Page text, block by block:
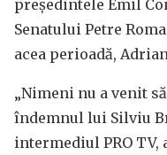
președintele Emil
Senatului Petre
acea perioadă,
„Nimeni nu a venit
îndemnul lui Silviu
intermediul PRO TV,